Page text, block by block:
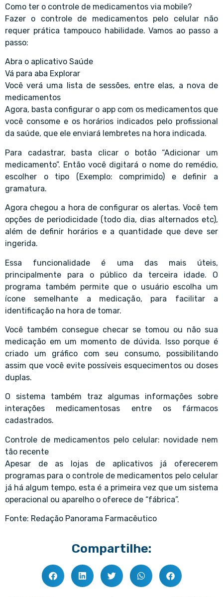
Como ter o controle de medicamentos via mobile?
Fazer o controle de medicamentos pelo celular não
requer prática tampouco habilidade. Vamos ao passo a
passo:
Abra o aplicativo Saúde
Vá para aba Explorar
Você verá uma lista de sessões, entre elas, a nova de
medicamentos
Agora, basta configurar o app com os medicamentos que
você consome e os horários indicados pelo profissional
da saúde, que ele enviará lembretes na hora indicada.
Para cadastrar, basta clicar o botão “Adicionar um
medicamento”. Então você digitará o nome do remédio,
escolher o tipo (Exemplo: comprimido) e definir a
gramatura.
Agora chegou a hora de configurar os alertas. Você tem
opções de periodicidade (todo dia, dias alternados etc),
além de definir horários e a quantidade que deve ser
ingerida.
Essa funcionalidade é uma das mais úteis,
principalmente para o público da terceira idade. O
programa também permite que o usuário escolha um
ícone semelhante a medicação, para facilitar a
identificação na hora de tomar.
Você também consegue checar se tomou ou não sua
medicação em um momento de dúvida. Isso porque é
criado um gráfico com seu consumo, possibilitando
assim que você evite possíveis esquecimentos ou doses
duplas.
O sistema também traz algumas informações sobre
interações medicamentosas entre os fármacos
cadastrados.
Controle de medicamentos pelo celular: novidade nem
tão recente
Apesar de as lojas de aplicativos já oferecerem
programas para o controle de medicamentos pelo celular
já há algum tempo, esta é a primeira vez que um sistema
operacional ou aparelho o oferece de “fábrica”.
Fonte: Redação Panorama Farmacêutico
Compartilhe: